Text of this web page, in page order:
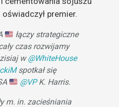
premier.
łączy strategiczne
czas rozwijamy
w@WhiteHouse
spotkał się
@VPK. Harris.
m. in. zacieśniania